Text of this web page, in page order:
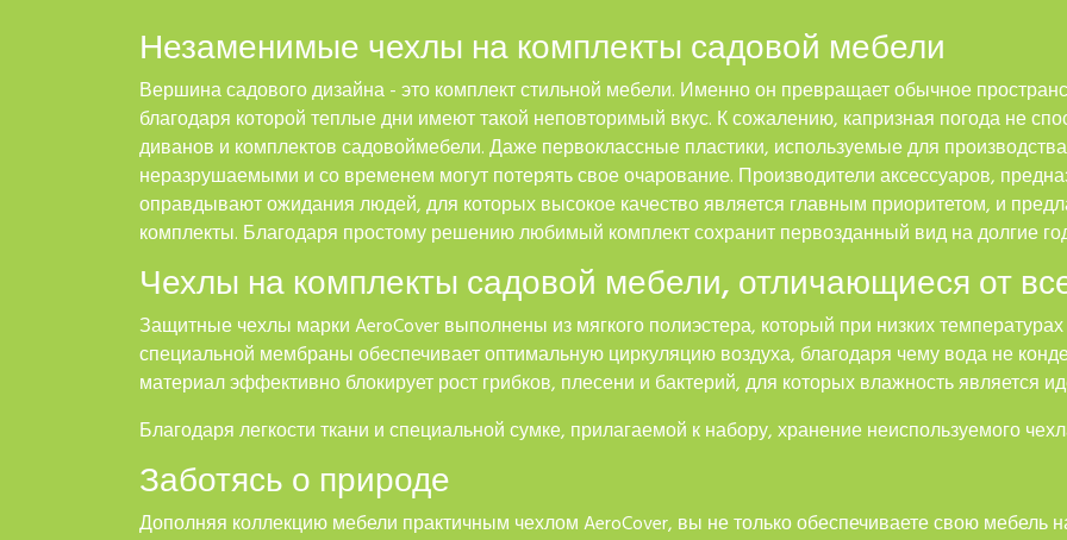
Незаменимые чехлы на комплекты садовой мебели
Вершина садового дизайна - это комплект стильной мебели. Именно он превращает обычное
благодаря которой теплые дни имеют такой неповторимый вкус. К сожалению, капризная погода не
диванов и комплектов садовоймебели. Даже первоклассные пластики, используемые для
неразрушаемыми и со временем могут потерять свое очарование. Производители аксессуаров,
оправдывают ожидания людей, для которых высокое качество является главным приоритетом, и
комплекты. Благодаря простому решению любимый комплект сохранит первозданный вид на долгие
Чехлы на комплекты садовой мебели, отличающиеся от
Защитные чехлы марки AeroCover выполнены из мягкого полиэстера, который при низких
специальной мембраны обеспечивает оптимальную циркуляцию воздуха, благодаря чему вода не
материал эффективно блокирует рост грибков, плесени и бактерий, для которых влажность является
Благодаря легкости ткани и специальной сумке, прилагаемой к набору, хранение неиспользуемого
Заботясь о природе
Дополняя коллекцию мебели практичным чехлом AeroCover, вы не только обеспечиваете свою